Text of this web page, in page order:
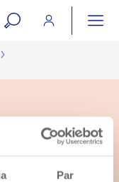
Par
open
search
form